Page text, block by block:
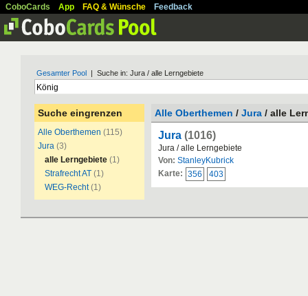
CoboCards App FAQ & Wünsche Feedback
Gesamter Pool | Suche in: Jura / alle Lerngebiete
Suche eingrenzen
Alle Oberthemen (115)
Jura (3)
alle Lerngebiete (1)
Strafrecht AT (1)
WEG-Recht (1)
Alle Oberthemen / Jura / alle
Jura (1016)
Jura / alle Lerngebiete
Von: StanleyKubrick
Karte: 356 403